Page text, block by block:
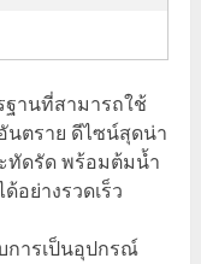
านที่สามารถใช้
นตราย ดีไซน์สุดน่า
ทัดรัด พร้อมต้มน้ำ
อย่างรวดเร็ว
การเป็นอุปกรณ์